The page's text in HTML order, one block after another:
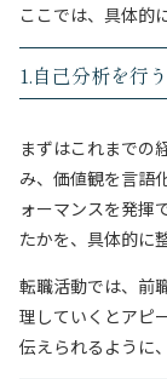
ここでは、具体的
1.自己分析を行う
まずはこれまでの
み、価値観を言語
ォーマンスを発揮
たかを、具体的に
転職活動では、前
理していくとアピ
伝えられるように